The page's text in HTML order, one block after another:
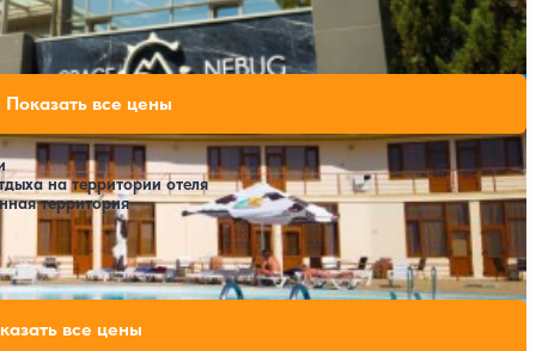
Расстояние до пляжа: 1000 метров.
на территории отеля
территория
Расстояние до пляжа: 30 метров.
Показать все цены
все цены